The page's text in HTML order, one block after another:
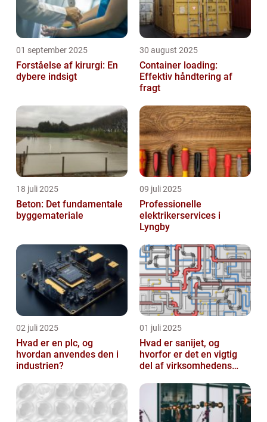
01 september 2025
Forståelse af kirurgi: En
dybere indsigt
30 august 2025
Container loading:
Effektiv håndtering af
fragt
18 juli 2025
Beton: Det fundamentale
byggemateriale
09 juli 2025
Professionelle
elektrikerservices i
Lyngby
02 juli 2025
Hvad er en plc, og
hvordan anvendes den i
industrien?
01 juli 2025
Hvad er sanijet, og
hvorfor er det en vigtig
del af virksomhedens